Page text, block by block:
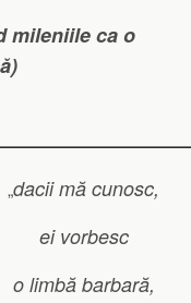
mileniile ca o
„dacii mă cunosc,
ei vorbesc
o limbă barbară,